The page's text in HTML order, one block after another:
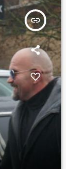
insert_link